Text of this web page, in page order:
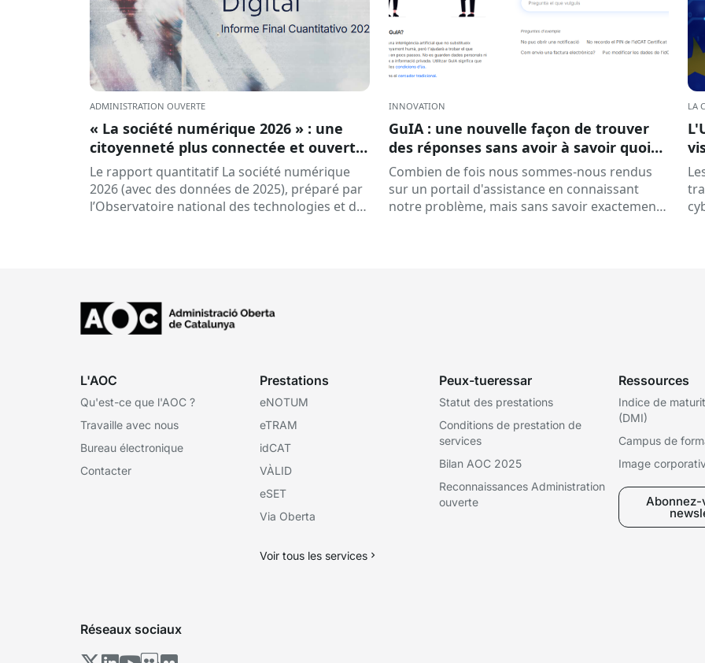
ADMINISTRATION OUVERTE
« La société numérique 2026 » : une
citoyenneté plus connectée et ouverte
à l’intelligence artificielle
Le rapport quantitatif La société numérique
2026 (avec des données de 2025), préparé par
l’Observatoire national des technologies et de
INNOVATION
GuIA : une nouvelle façon de trouver
des réponses sans avoir à savoir quoi
chercher
Combien de fois nous sommes-nous rendus
sur un portail d'assistance en connaissant
notre problème, mais sans savoir exactement
LA
L'AOC
Qu'est-ce que l'AOC ?
Travaille avec nous
Bureau électronique
Contacter
Prestations
eNOTUM
eTRAM
idCAT
VÀLID
eSET
Via Oberta
Voir tous les services
Peux-tueressar
Statut des prestations
Conditions de prestation de
services
Bilan AOC 2025
Reconnaissances Administration
ouverte
Ressources
Indice de
(DMI)
Campus de
Image
Abonnez-
Réseaux sociaux